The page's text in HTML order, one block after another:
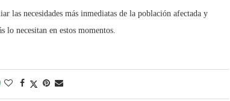
las necesidades más inmediatas de la población afectada y
necesitan en estos momentos.